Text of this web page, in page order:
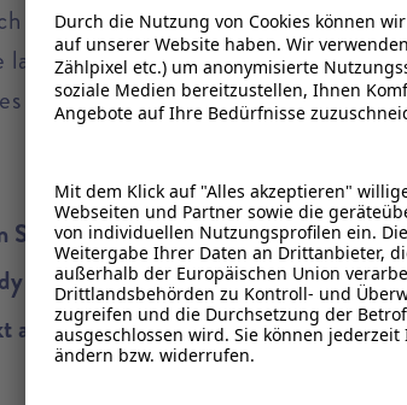
vor Ende der Laufzeitkündigen
lassen sich alle Prepaid-Optionen
aufgeladen werden.
Starter-Set, inklusive 10 €
passt
auf deine Bedürfnisse zugeschnitten